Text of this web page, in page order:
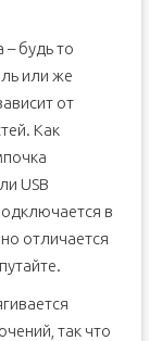
будь то
или же
от
Как
USB
в
отличается
так что